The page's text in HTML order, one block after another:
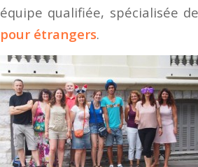
équipe qualifiée, spécialisée
pour étrangers.